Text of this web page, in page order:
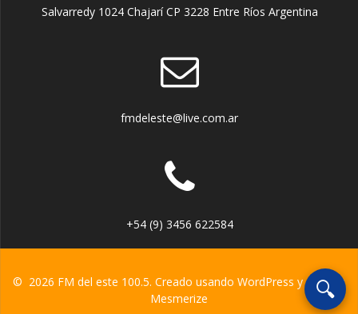
Salvarredy 1024 Chajarí CP 3228 Entre Ríos Argentina
fmdeleste@live.com.ar
+54 (9) 3456 622584
© 2026 FM del este 100.5. Creado usando WordPress y eltema
Mesmerize
🔍